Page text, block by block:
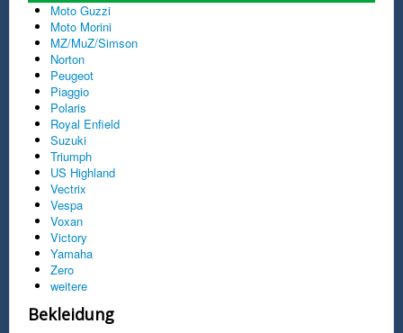
Moto Guzzi
Moto Morini
MZ/MuZ/Simson
Norton
Peugeot
Piaggio
Polaris
Royal Enfield
Suzuki
Triumph
US Highland
Vectrix
Vespa
Voxan
Victory
Yamaha
Zero
weitere
Bekleidung